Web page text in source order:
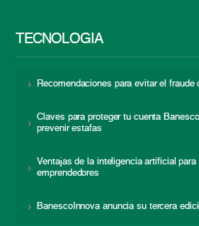
TECNOLOGÍA
Recomendaciones para evitar el fraude
Claves para proteger tu cuenta
prevenir estafas
Ventajas de la inteligencia artificial para
emprendedores
BanescoInnova anuncia su tercera